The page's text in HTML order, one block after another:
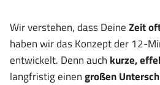
Wir verstehen, dass DeineZeit
haben wir das Konzept der 12-
entwickelt. Denn auch kurze,
langfristig einengroßen